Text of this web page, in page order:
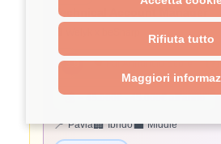
Rifiuta tutto
Maggiori
Technical Account Manager
3.9 FuffAnnuncio Score
💰 ~ 45.000€ - 45.000€ all'anno
📍 Pavia🏢 Ibrido💼 Middle